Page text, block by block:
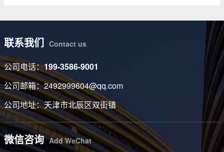
联系我们 Contact us
公司电话：199-3586-9001
公司邮箱：2492999604@qq.com
公司地址：天津市北辰区双街镇
微信咨询 Add WeChat